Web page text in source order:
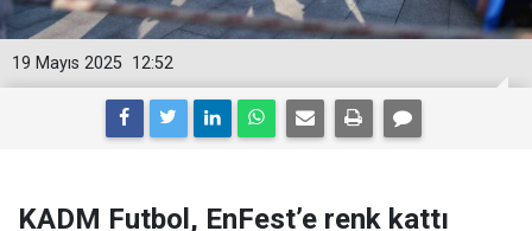
12:52
19 Mayıs 2025
KADM Futbol, EnFest’e renk kattı